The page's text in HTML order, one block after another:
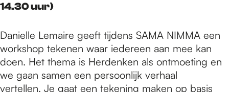
14.30 uur)
Danielle Lemaire geeft tijdens SAMA NIMMA een
workshop tekenen waar iedereen aan mee kan
doen. Het thema is Herdenken als ontmoeting en
we gaan samen een persoonlijk verhaal
vertellen. Je gaat een tekening maken op basis